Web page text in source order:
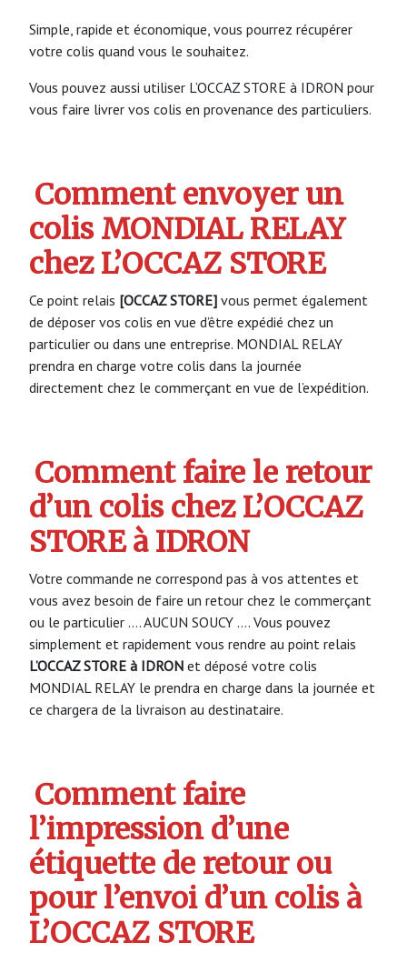
Simple, rapide et économique, vous pourrez récupérer
votre colis quand vous le souhaitez.
Vous pouvez aussi utiliser L’OCCAZ STORE à IDRON pour
vous faire livrer vos colis en provenance des particuliers.
Comment envoyer un
colis MONDIAL RELAY
chez L’OCCAZ STORE
Ce point relais [OCCAZ STORE] vous permet également
de déposer vos colis en vue d’être expédié chez un
particulier ou dans une entreprise. MONDIAL RELAY
prendra en charge votre colis dans la journée
directement chez le commerçant en vue de l’expédition.
Comment faire le retour
d’un colis chez L’OCCAZ
STORE à IDRON
Votre commande ne correspond pas à vos attentes et
vous avez besoin de faire un retour chez le commerçant
ou le particulier …. AUCUN SOUCY …. Vous pouvez
simplement et rapidement vous rendre au point relais
L’OCCAZ STORE à IDRON et déposé votre colis
MONDIAL RELAY le prendra en charge dans la journée et
ce chargera de la livraison au destinataire.
Comment faire
l’impression d’une
étiquette de retour ou
pour l’envoi d’un colis à
L’OCCAZ STORE